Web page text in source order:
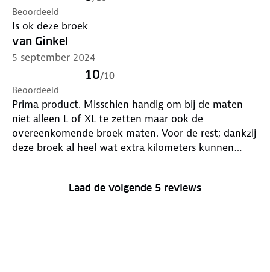
Beoordeeld
Is ok deze broek
van Ginkel
5 september 2024
10/10
Beoordeeld
Prima product. Misschien handig om bij de maten
niet alleen L of XL te zetten maar ook de
overeenkomende broek maten. Voor de rest; dankzij
deze broek al heel wat extra kilometers kunnen
Laad de volgende 5 reviews